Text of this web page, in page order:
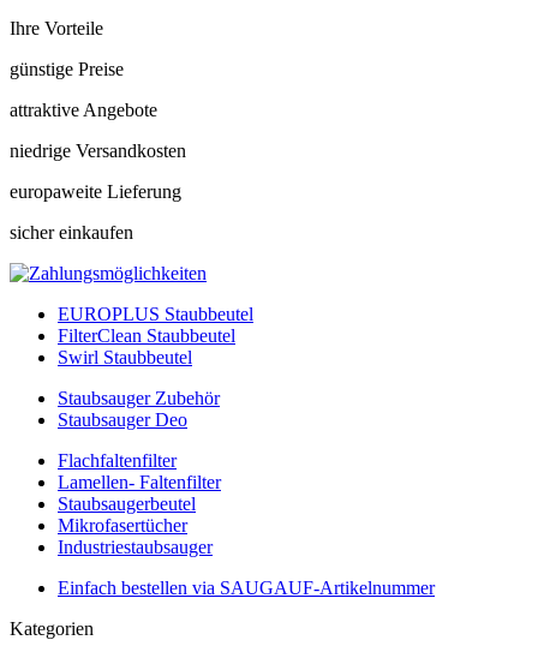
Ihre Vorteile
günstige Preise
attraktive Angebote
niedrige Versandkosten
europaweite Lieferung
sicher einkaufen
EUROPLUS Staubbeutel
FilterClean Staubbeutel
Swirl Staubbeutel
Staubsauger Zubehör
Staubsauger Deo
Flachfaltenfilter
Lamellen- Faltenfilter
Staubsaugerbeutel
Mikrofasertücher
Industriestaubsauger
Einfach bestellen via SAUGAUF-Artikelnummer
Kategorien